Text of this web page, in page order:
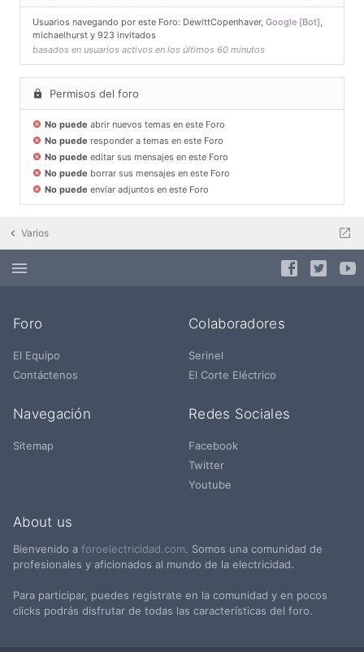
Usuarios navegando por este Foro: DewittCopenhaver, Google [Bot],
michaelhurst y 923 invitados
basados en usuarios activos en los últimos 60 minutos
Permisos del foro
No puede abrir nuevos temas en este Foro
No puede responder a temas en este Foro
No puede editar sus mensajes en este Foro
No puede borrar sus mensajes en este Foro
No puede enviar adjuntos en este Foro
Varios
Foro
El Equipo
Contáctenos
Colaboradores
Serinel
El Corte Eléctrico
Navegación
Sitemap
Redes Sociales
Facebook
Twitter
Youtube
About us
Bienvenido a foroelectricidad.com. Somos una comunidad de
profesionales y aficionados al mundo de la electricidad.
Para participar, puedes registrate en la comunidad y en pocos
clicks podrás disfrutar de todas las características del foro.